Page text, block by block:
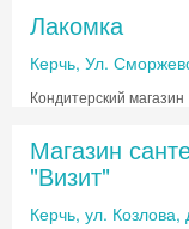
Лакомка
Керчь, Ул.
Кондитерский магазин
Магазин
"Визит"
Керчь, ул. Козлова,